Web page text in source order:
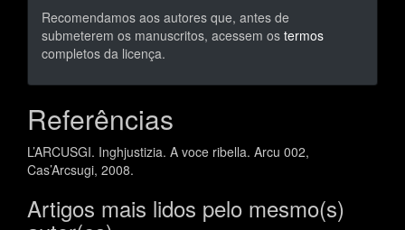
Recomendamos aos autores que, antes de
submeterem os manuscritos, acessem os termos
completos da licença.
Referências
L’ARCUSGI. Inghjustizia. A voce ribella. Arcu 002,
Cas’Arcsugi, 2008.
Artigos mais lidos pelo mesmo(s)